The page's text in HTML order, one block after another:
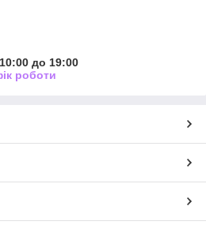
до 19:00
роботи